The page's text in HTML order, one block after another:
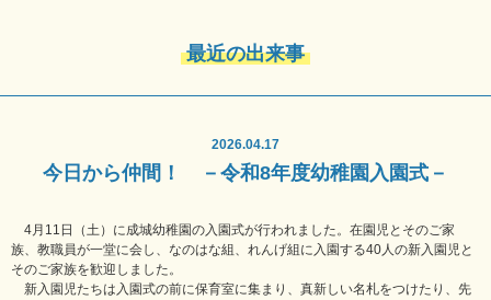
最近の出来事
2026.04.17
今日から仲間！ －令和8年度幼稚園入園式－
4月11日（土）に成城幼稚園の入園式が行われました。在園児とそのご家
族、教職員が一堂に会し、なのはな組、れんげ組に入園する40人の新入園児と
そのご家族を歓迎しました。
新入園児たちは入園式の前に保育室に集まり、真新しい名札をつけたり、先